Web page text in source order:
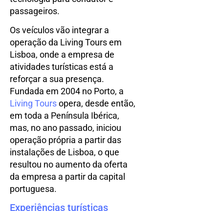
passageiros.
Os veículos vão integrar a
operação da Living Tours em
Lisboa, onde a empresa de
atividades turísticas está a
reforçar a sua presença.
Fundada em 2004 no Porto, a
Living Toursopera, desde então,
em toda a Península Ibérica,
mas, no ano passado, iniciou
operação própria a partir das
instalações de Lisboa, o que
resultou no aumento da oferta
da empresa a partir da capital
portuguesa.
Experiências turísticas